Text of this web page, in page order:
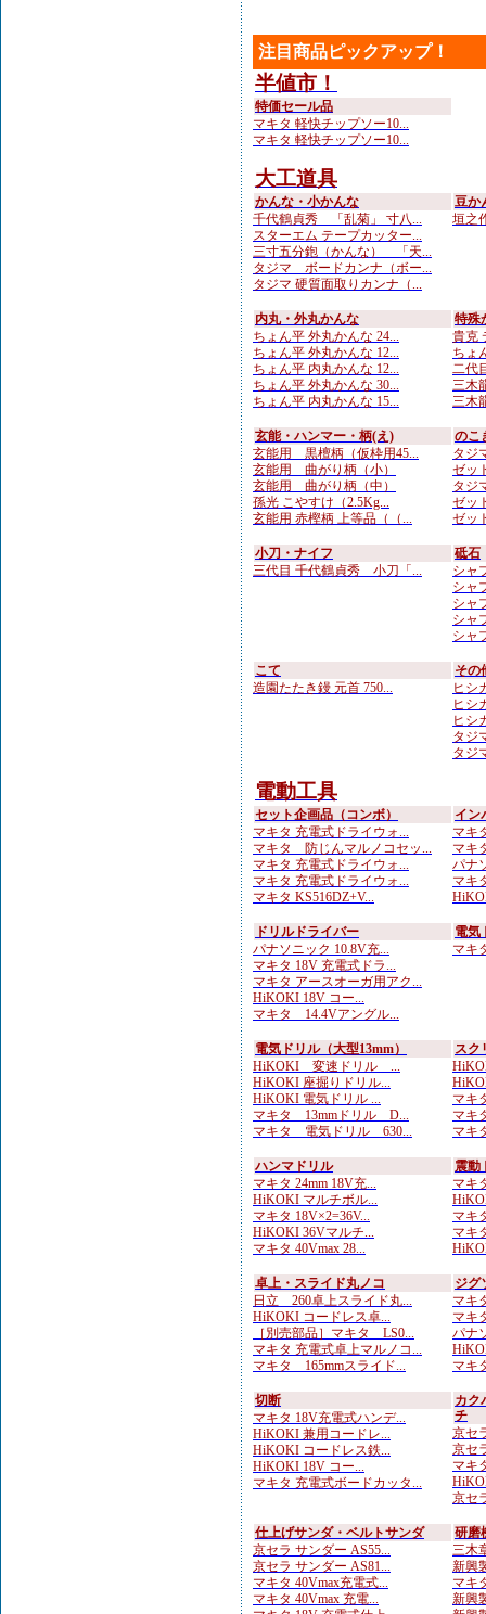
注目商品ピックアップ！
半値市！
特価セール品
マキタ 軽快チップソー10...
マキタ 軽快チップソー10...
大工道具
かんな・小かんな
千代鶴貞秀 「乱菊」 寸八...
スターエム テープカッター...
三寸五分鉋（かんな） 「天...
タジマ ボードカンナ（ボー...
タジマ 硬質面取りカンナ（...
豆か
垣之
内丸・外丸かんな
ちょん平 外丸かんな 24...
ちょん平 外丸かんな 12...
ちょん平 内丸かんな 12...
ちょん平 外丸かんな 30...
ちょん平 内丸かんな 15...
特殊
貴克
ちょ
二代
三木
三木
玄能・ハンマー・柄(え)
玄能用 黒檀柄（仮枠用45...
玄能用 曲がり柄（小）
玄能用 曲がり柄（中）
孫光 こやすけ（2.5Kg...
玄能用 赤樫柄 上等品（（...
のこ
タジ
ゼッ
タジ
ゼッ
ゼッ
小刀・ナイフ
三代目 千代鶴貞秀 小刀「...
砥石
シャ
シャ
シャ
シャ
シャ
こて
造園たたき鏝 元首 750...
その
ヒシ
ヒシ
ヒシ
タジ
タジ
電動工具
セット企画品（コンボ）
マキタ 充電式ドライウォ...
マキタ 防じんマルノコセッ...
マキタ 充電式ドライウォ...
マキタ 充電式ドライウォ...
マキタ KS516DZ+V...
イン
マキ
マキ
パナ
マキ
ドリルドライバー
パナソニック 10.8V充...
マキタ 18V 充電式ドラ...
マキタ アースオーガ用アク...
HiKOKI 18V コー...
マキタ 14.4Vアングル...
電気
マキ
電気ドリル（大型13mm）
HiKOKI 変速ドリル ...
HiKOKI 座掘りドリル...
HiKOKI 電気ドリル ...
マキタ 13mmドリル D...
マキタ 電気ドリル 630...
スク
マキ
マキ
マキ
ハンマドリル
マキタ 24mm 18V充...
HiKOKI マルチボル...
マキタ 18V×2=36V...
HiKOKI 36Vマルチ...
マキタ 40Vmax 28...
震動
マキ
マキ
マキ
卓上・スライド丸ノコ
日立 260卓上スライド丸...
HiKOKI コードレス卓...
［別売部品］マキタ LS0...
マキタ 充電式卓上マルノコ...
マキタ 165mmスライド...
ジグ
マキ
マキ
パナ
マキ
切断
マキタ 18V充電式ハンデ...
HiKOKI 兼用コードレ...
HiKOKI コードレス鉄...
HiKOKI 18V コー...
マキタ 充電式ボードカッタ...
カク
チ
京セ
京セ
マキ
京セ
仕上げサンダ・ベルトサンダ
京セラ サンダー AS55...
京セラ サンダー AS81...
マキタ 40Vmax充電式...
マキタ 40Vmax 充電...
研磨
三木
新興
マキ
新興